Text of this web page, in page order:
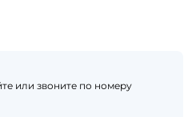
или звоните по номеру